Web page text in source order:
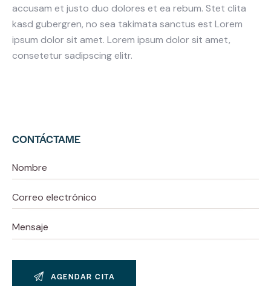
accusam et justo duo dolores et ea rebum. Stet clita
kasd gubergren, no sea takimata sanctus est Lorem
ipsum dolor sit amet. Lorem ipsum dolor sit amet,
consetetur sadipscing elitr.
CONTÁCTAME